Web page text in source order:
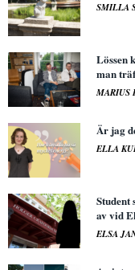
SMILLA
Lössen
man
MARIUS
Är jag
ELLA
Student
av vid
ELSA